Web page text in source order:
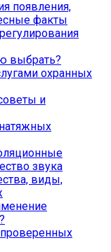
появления,
факты
выбрать?
охранных
и
звука
виды,